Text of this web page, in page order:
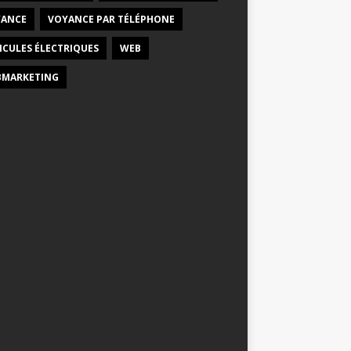
VOYANCE PAR TÉLÉPHONE
ÉLECTRIQUES WEB